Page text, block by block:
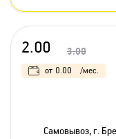
2.00 3.00
от 0.00 /мес.
Самовывоз, г.